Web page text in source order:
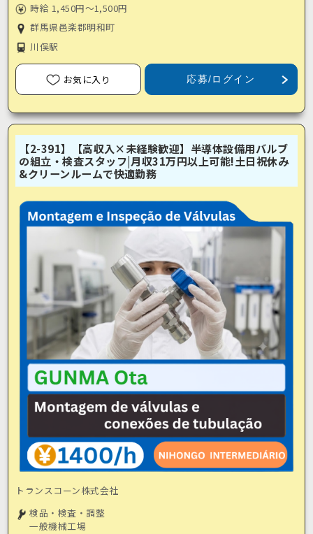
時給 1,450円～1,500円
群馬県邑楽郡明和町
川俣駅
お気に入り 応募/ログイン
【2-391】【高収入×未経験歓迎】半導体設備用バルブ
の組立・検査スタッフ|月収31万円以上可能!土日祝休み
&クリーンルームで快適勤務
トランスコーン株式会社
検品・検査・調整
一般機械工場